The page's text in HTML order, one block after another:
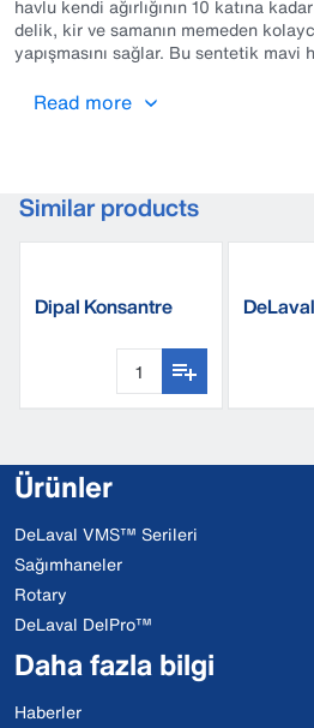
havlu kendi ağırlığının 10 katına
delik, kir ve samanın memeden
yapışmasını sağlar. Bu sentetik
Bir pakette 25 adet havlu
Read more
Similar products
Dipal Konsantre
Ürünler
DeLaval VMS™ Serileri
Sağımhaneler
Rotary
DeLaval DelPro™
Daha fazla bilgi
Haberler